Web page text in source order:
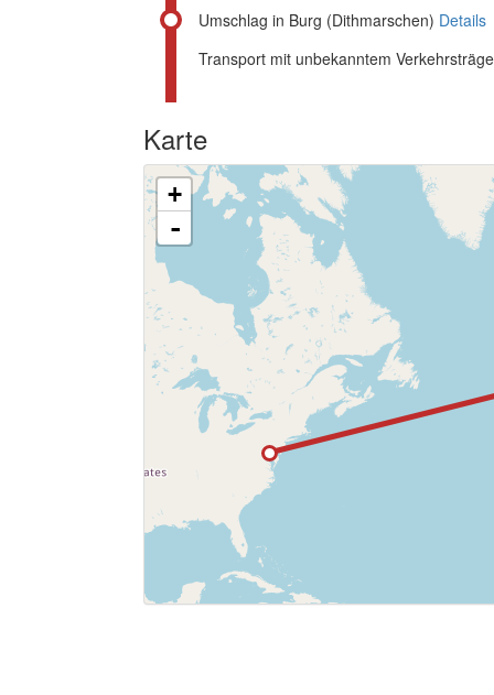
Umschlag in Burg (Dithmarschen) Details
Transport mit unbekanntem
Karte
+
-